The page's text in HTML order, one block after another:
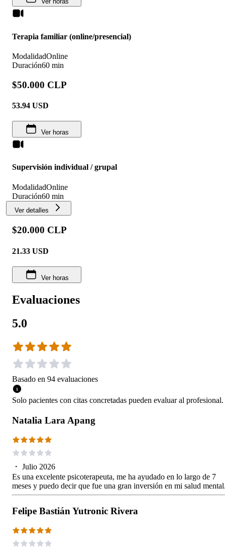
Terapia familiar (online/presencial)
ModalidadOnline
Duración60 min
$50.000 CLP
53.94 USD
Ver horas
Supervisión individual / grupal
ModalidadOnline
Duración60 min
Ver detalles
$20.000 CLP
21.33 USD
Ver horas
Evaluaciones
5.0
Basado en 94 evaluaciones
Solo pacientes con citas concretadas pueden evaluar al profesional.
Natalia Lara Apang
・ Julio 2026
Es una excelente psicoterapeuta, me ha ayudado en lo largo de 7
meses y puedo decir que fue una gran inversión en mi salud
Felipe Bastián Yutronic Rivera